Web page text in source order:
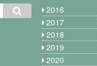
2016
2017
2018
2019
2020